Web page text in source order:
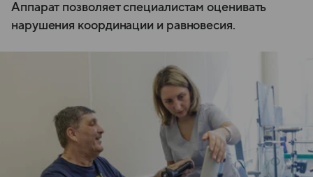
Аппарат позволяет специалистам оценивать
нарушения координации и равновесия.